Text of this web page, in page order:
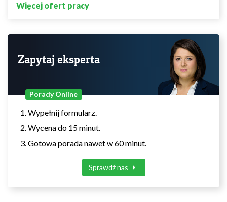
Więcej ofert pracy
Zapytaj eksperta
Porady Online
Wypełnij formularz.
Wycena do 15 minut.
Gotowa porada nawet w 60 minut.
Sprawdź nas